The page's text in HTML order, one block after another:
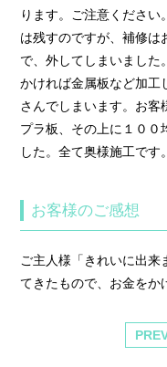
ります。ご注意くださ
は残すのですが、補修は
で、外してしまいました
かければ金属板など加工
さんでしまいます。お客
プラ板、その上に１００
した。全て奥様施工です
お客様のご感想
ご主人様「きれいに出来
てきたもので、お金をか